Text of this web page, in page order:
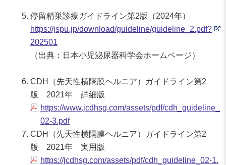
停留精巣診療ガイドライン第2版（2024年）
https://jspu.jp/download/guideline/guideline_2.pdf?
202501
（出典：日本小児泌尿器科学会ホームページ）
CDH（先天性横隔膜ヘルニア）ガイドライン第2
版 2021年 詳細版
https://www.jcdhsg.com/assets/pdf/cdh_guideline_
02-3.pdf
CDH（先天性横隔膜ヘルニア）ガイドライン第2
版 2021年 実用版
https://jcdhsg.com/assets/pdf/cdh_guideline_02-1.